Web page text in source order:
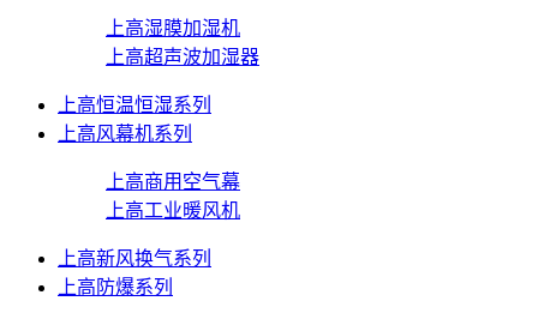
上高湿膜加湿机
上高超声波加湿器
上高恒温恒湿系列
上高风幕机系列
上高商用空气幕
上高工业暖风机
上高新风换气系列
上高防爆系列